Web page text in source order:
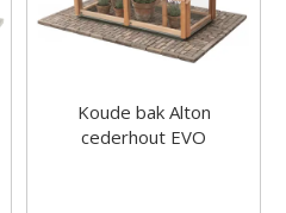
Koude bak Alton
cederhout EVO